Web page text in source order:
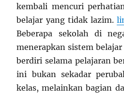
kembali mencuri
belajar yang tidak lazim.
Beberapa sekolah di
menerapkan sistem
berdiri selama pelajaran
ini bukan sekadar
kelas, melainkan bagian